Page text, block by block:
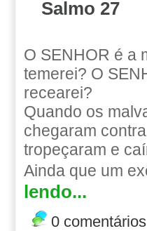
Salmo 27
O SENHOR é a
temerei? O
recearei?
Quando os
chegaram
tropeçaram e
Ainda que um
lendo...
0 comentários